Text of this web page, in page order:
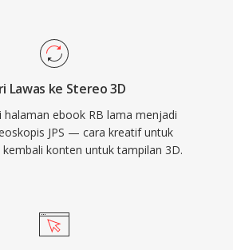
Lawas ke Stereo 3D
halaman ebook RB lama menjadi
JPS — cara kreatif untuk
konten untuk tampilan 3D.